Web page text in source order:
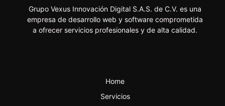
Grupo Vexus Innovación Digital S.A.S. de C.V. es una
empresa de desarrollo web y software comprometida
a ofrecer servicios profesionales y de alta calidad.
Home
Servicios